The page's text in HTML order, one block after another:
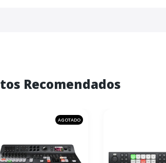
Recomendados
AGOTADO